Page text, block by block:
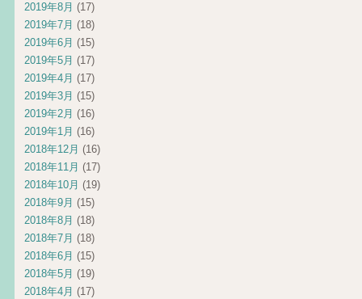
2019年8月 (17)
2019年7月 (18)
2019年6月 (15)
2019年5月 (17)
2019年4月 (17)
2019年3月 (15)
2019年2月 (16)
2019年1月 (16)
2018年12月 (16)
2018年11月 (17)
2018年10月 (19)
2018年9月 (15)
2018年8月 (18)
2018年7月 (18)
2018年6月 (15)
2018年5月 (19)
2018年4月 (17)